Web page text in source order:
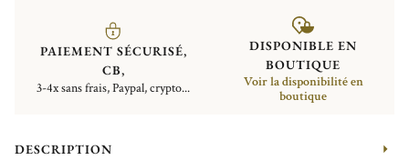
PAIEMENT SÉCURISÉ,
CB,
3-4x sans frais, Paypal, crypto...
DISPONIBLE EN
BOUTIQUE
Voir la disponibilité en
boutique
DESCRIPTION